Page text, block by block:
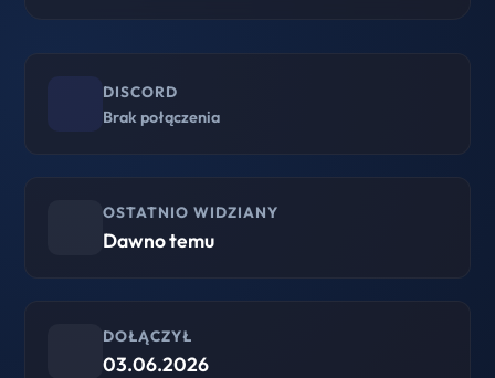
DISCORD
Brak połączenia
OSTATNIO WIDZIANY
Dawno temu
DOŁĄCZYŁ
03.06.2026